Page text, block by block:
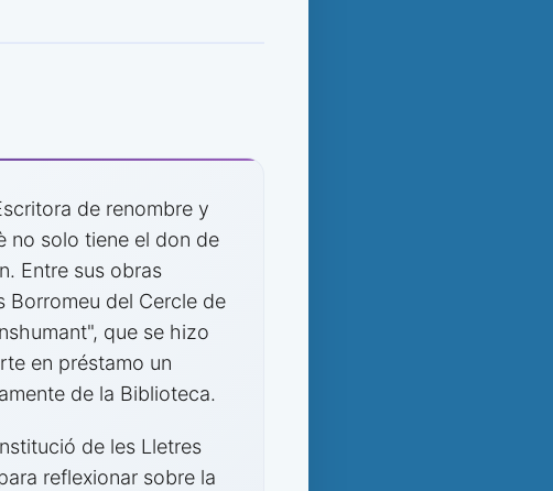
de renombre y
no solo tiene el don de
Entre sus obras
Borromeu del Cercle de
que se hizo
en préstamo un
de la Biblioteca.
de les Lletres
reflexionar sobre la